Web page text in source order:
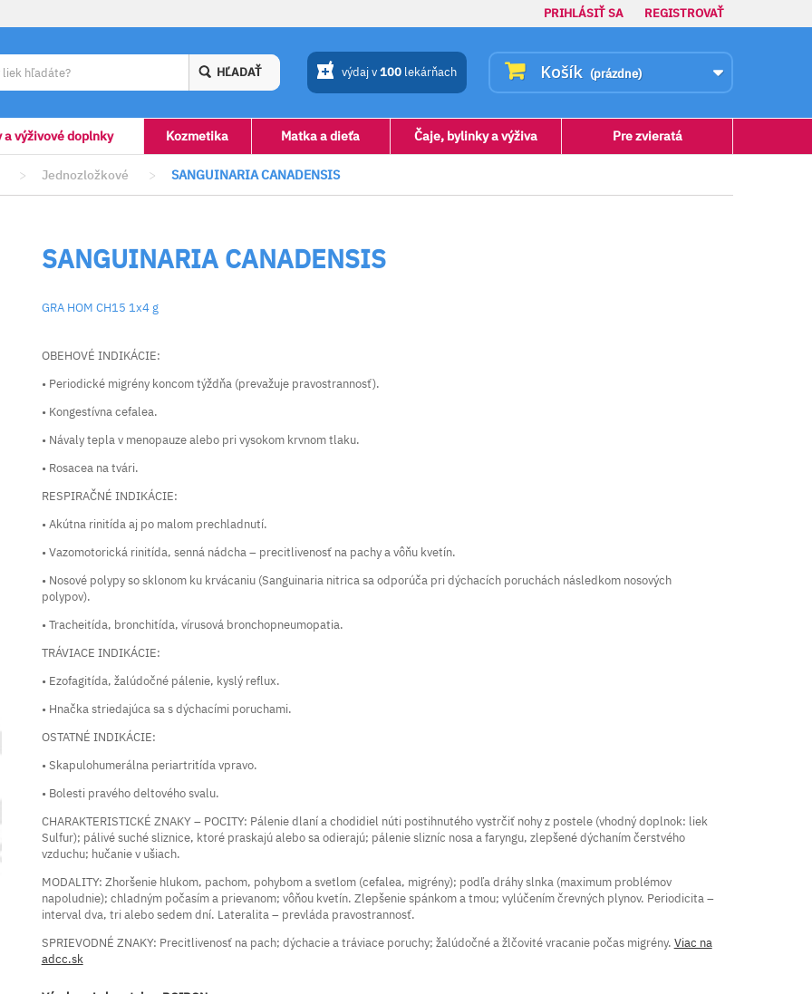
PRIHLÁSIŤ SA REGISTROVAŤ
Košík (prázdne)
HĽADAŤ výdaj v100 lekárňach
a výživové doplnky Kozmetika Matka a dieťa Čaje, bylinky a výživa Pre zvieratá
> Jednozložkové > SANGUINARIA CANADENSIS
SANGUINARIA CANADENSIS
GRA HOM CH15 1x4 g
OBEHOVÉ INDIKÁCIE:
• Periodické migrény koncom týždňa (prevažuje pravostrannosť).
• Kongestívna cefalea.
• Návaly tepla v menopauze alebo pri vysokom krvnom tlaku.
• Rosacea na tvári.
RESPIRAČNÉ INDIKÁCIE:
• Akútna rinitída aj po malom prechladnutí.
• Vazomotorická rinitída, senná nádcha – precitlivenosť na pachy a vôňu kvetín.
• Nosové polypy so sklonom ku krvácaniu (Sanguinaria nitrica sa odporúča pri dýchacích poruchách následkom nosových
polypov).
• Tracheitída, bronchitída, vírusová bronchopneumopatia.
TRÁVIACE INDIKÁCIE:
• Ezofagitída, žalúdočné pálenie, kyslý reflux.
• Hnačka striedajúca sa s dýchacími poruchami.
OSTATNÉ INDIKÁCIE:
• Skapulohumerálna periartritída vpravo.
• Bolesti pravého deltového svalu.
CHARAKTERISTICKÉ ZNAKY – POCITY: Pálenie dlaní a chodidiel núti postihnutého vystrčiť nohy z postele (vhodný doplnok: liek
Sulfur); pálivé suché sliznice, ktoré praskajú alebo sa odierajú; pálenie slizníc nosa a faryngu, zlepšené dýchaním čerstvého
vzduchu; hučanie v ušiach.
MODALITY: Zhoršenie hlukom, pachom, pohybom a svetlom (cefalea, migrény); podľa dráhy slnka (maximum problémov
napoludnie); chladným počasím a prievanom; vôňou kvetín. Zlepšenie spánkom a tmou; vylúčením črevných plynov. Periodicita –
interval dva, tri alebo sedem dní. Lateralita – prevláda pravostrannosť.
SPRIEVODNÉ ZNAKY: Precitlivenosť na pach; dýchacie a tráviace poruchy; žalúdočné a žlčovité vracanie počas migrény. Viac na
adcc.sk